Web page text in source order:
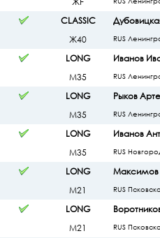
CLASSIC
Ж40
RUS
LONG
М35
Иванов
RUS
LONG
М35
Рыков
RUS
LONG
М35
Иванов
RUS
LONG
М21
Максимов
RUS
LONG
М21
RUS